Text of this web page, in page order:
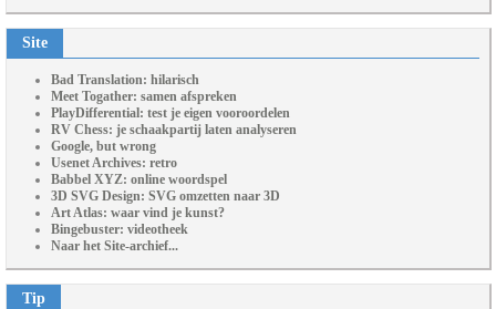
Site
Bad Translation: hilarisch
Meet Togather: samen afspreken
PlayDifferential: test je eigen vooroordelen
RV Chess: je schaakpartij laten analyseren
Google, but wrong
Usenet Archives: retro
Babbel XYZ: online woordspel
3D SVG Design: SVG omzetten naar 3D
Art Atlas: waar vind je kunst?
Bingebuster: videotheek
Naar het Site-archief...
Tip